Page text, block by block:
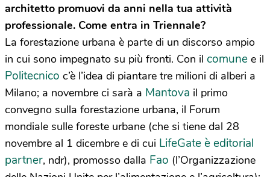
architetto promuovi da anni nella tua attività
professionale. Come entra in Triennale?
La forestazione urbana è parte di un discorso ampio
in cui sono impegnato su più fronti. Con il comune e il
Politecnico c’è l’idea di piantare tre milioni di alberi a
Milano; a novembre ci sarà a Mantova il primo
convegno sulla forestazione urbana, il Forum
mondiale sulle foreste urbane (che si tiene dal 28
novembre al 1 dicembre e di cui LifeGate è editorial
partner, ndr), promosso dalla Fao (l’Organizzazione